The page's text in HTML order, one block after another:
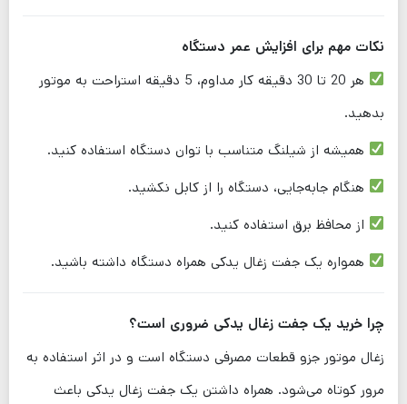
نکات مهم برای افزایش عمر دستگاه
هر 20 تا 30 دقیقه کار مداوم، 5 دقیقه استراحت به موتور
بدهید.
همیشه از شیلنگ متناسب با توان دستگاه استفاده کنید.
هنگام جابه‌جایی، دستگاه را از کابل نکشید.
از محافظ برق استفاده کنید.
همواره یک جفت زغال یدکی همراه دستگاه داشته باشید.
چرا خرید یک جفت زغال یدکی ضروری است؟
زغال موتور جزو قطعات مصرفی دستگاه است و در اثر استفاده به
مرور کوتاه می‌شود. همراه داشتن یک جفت زغال یدکی باعث